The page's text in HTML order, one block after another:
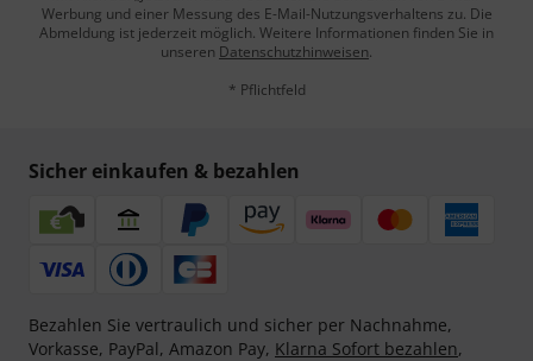
Werbung und einer Messung des E-Mail-Nutzungsverhaltens zu. Die
Abmeldung ist jederzeit möglich. Weitere Informationen finden Sie in
unseren Datenschutzhinweisen.
* Pflichtfeld
Sicher einkaufen & bezahlen
Bezahlen Sie vertraulich und sicher per Nachnahme,
Vorkasse, PayPal, Amazon Pay, Klarna Sofort bezahlen,